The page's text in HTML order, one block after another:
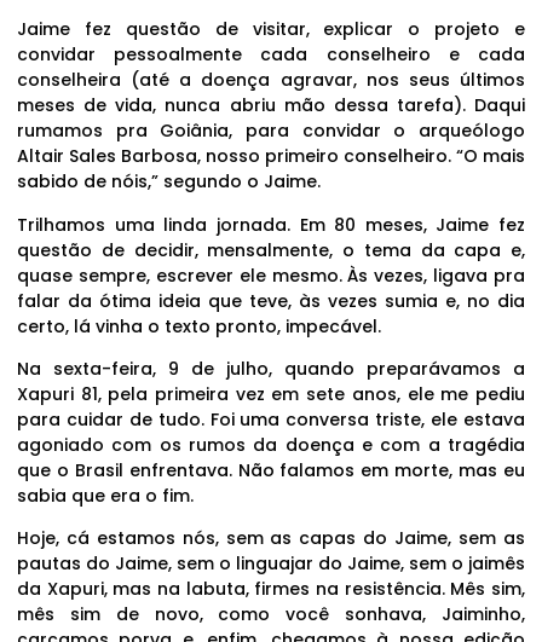
Jaime fez questão de visitar, explicar o projeto e
convidar pessoalmente cada conselheiro e cada
conselheira (até a doença agravar, nos seus últimos
meses de vida, nunca abriu mão dessa tarefa). Daqui
rumamos pra Goiânia, para convidar o arqueólogo
Altair Sales Barbosa, nosso primeiro conselheiro. “O mais
sabido de nóis,” segundo o Jaime.
Trilhamos uma linda jornada. Em 80 meses, Jaime fez
questão de decidir, mensalmente, o tema da capa e,
quase sempre, escrever ele mesmo. Às vezes, ligava pra
falar da ótima ideia que teve, às vezes sumia e, no dia
certo, lá vinha o texto pronto, impecável.
Na sexta-feira, 9 de julho, quando preparávamos a
Xapuri 81, pela primeira vez em sete anos, ele me pediu
para cuidar de tudo. Foi uma conversa triste, ele estava
agoniado com os rumos da doença e com a tragédia
que o Brasil enfrentava. Não falamos em morte, mas eu
sabia que era o fim.
Hoje, cá estamos nós, sem as capas do Jaime, sem as
pautas do Jaime, sem o linguajar do Jaime, sem o jaimês
da Xapuri, mas na labuta, firmes na resistência. Mês sim,
mês sim de novo, como você sonhava, Jaiminho,